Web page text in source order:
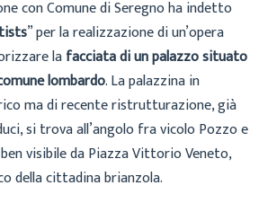
con Comune di Seregno ha indetto
” per la realizzazione di un’opera
lafacciata di un palazzo situato
lombardo. La palazzina in
ma di recente ristrutturazione, già
si trova all’angolo fra vicolo Pozzo e
visibile da Piazza Vittorio Veneto,
della cittadina brianzola.